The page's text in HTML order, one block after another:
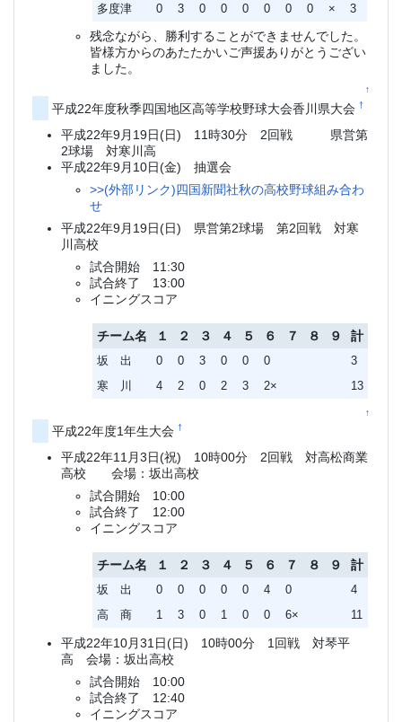
多度津
0 3 0 0 0 0 0 0 × 3
残念ながら、勝利することができませんでした。
皆様方からのあたたかいご声援ありがとうござい
ました。
↑
平成22年度秋季四国地区高等学校野球大会香川県大会†
平成22年9月19日(日) 11時30分 2回戦 県営第
2球場 対寒川高
平成22年9月10日(金) 抽選会
>>(外部リンク)四国新聞社秋の高校野球組み合わ
せ
平成22年9月19日(日) 県営第2球場 第2回戦 対寒
川高校
試合開始 11:30
試合終了 13:00
イニングスコア
チーム名 １ ２ ３ ４ ５ ６ ７ ８ ９ 計
坂 出 0 0 3 0 0 0
3
寒 川
4 2 0 2 3 2× 13
↑
平成22年度1年生大会 †
平成22年11月3日(祝) 10時00分 2回戦 対高松商業
高校 会場：坂出高校
試合開始 10:00
試合終了 12:00
イニングスコア
チーム名 １ ２ ３ ４ ５ ６ ７ ８ ９ 計
坂 出 0 0 0 0 0 4 0
4
高 商
1 3 0 1 0 0 6× 11
平成22年10月31日(日) 10時00分 1回戦 対琴平
高 会場：坂出高校
試合開始 10:00
試合終了 12:40
イニングスコア